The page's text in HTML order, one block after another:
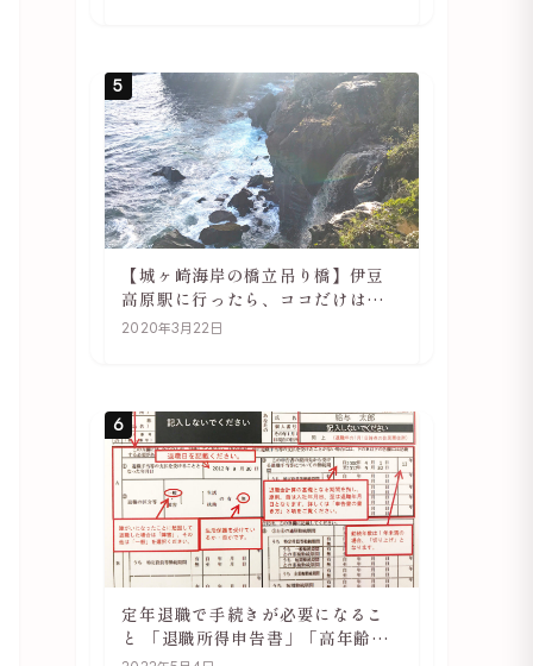
5
【城ヶ崎海岸の橋立吊り橋】伊豆
高原駅に行ったら、ココだけは必
ず訪れてほしい
2020年3月22日
6
定年退職で手続きが必要になるこ
と 「退職所得申告書」「高年齢雇
用継続基本給付金受給資格確認」